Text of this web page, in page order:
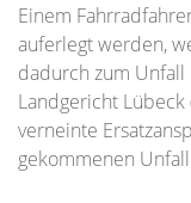
Einem
auferlegt werden,
dadurch zum
Landgericht
verneinte
gekommenen